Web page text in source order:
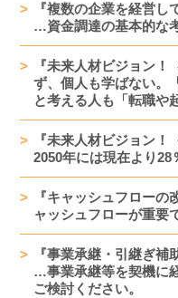
『複数の企業を経営し
…資金調達の基本的な
『未来人材ビジョン
ず、個人も学ばない。
と考える人も「転職や
『未来人材ビジョン
2050年には現在より28
『キャッシュフロー
ャッシュフローが重要
『事業承継・引継ぎ補
…事業承継等を契機に
ご検討ください。